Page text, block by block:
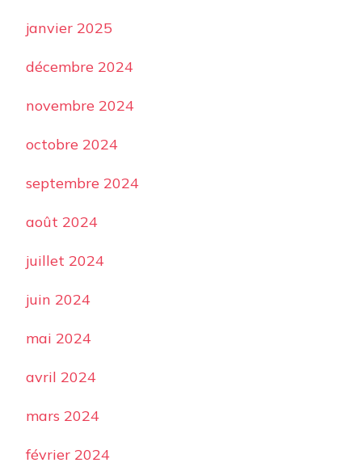
janvier 2025
décembre 2024
novembre 2024
octobre 2024
septembre 2024
août 2024
juillet 2024
juin 2024
mai 2024
avril 2024
mars 2024
février 2024